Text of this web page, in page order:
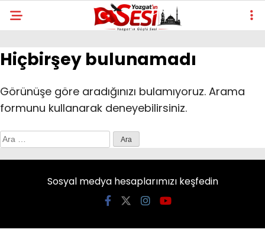
Hiçbirşey bulunamadı
Görünüşe göre aradığınızı bulamıyoruz. Arama
formunu kullanarak deneyebilirsiniz.
Arama:
Sosyal medya hesaplarımızı keşfedin